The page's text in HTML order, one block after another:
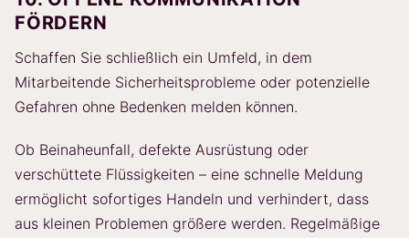
FÖRDERN
Schaffen Sie schließlich ein Umfeld, in dem
Mitarbeitende Sicherheitsprobleme oder potenzielle
Gefahren ohne Bedenken melden können.
Ob Beinaheunfall, defekte Ausrüstung oder
verschüttete Flüssigkeiten – eine schnelle Meldung
ermöglicht sofortiges Handeln und verhindert, dass
aus kleinen Problemen größere werden. Regelmäßige